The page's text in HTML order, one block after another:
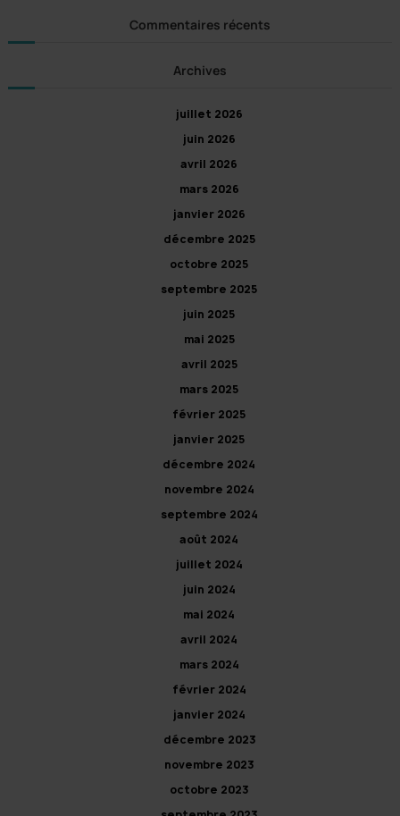
s
Commentaires récents
Archives
juillet 2026
juin 2026
avril 2026
mars 2026
janvier 2026
décembre 2025
octobre 2025
septembre 2025
juin 2025
mai 2025
avril 2025
mars 2025
février 2025
janvier 2025
décembre 2024
novembre 2024
septembre 2024
août 2024
juillet 2024
juin 2024
mai 2024
avril 2024
mars 2024
février 2024
janvier 2024
décembre 2023
novembre 2023
octobre 2023